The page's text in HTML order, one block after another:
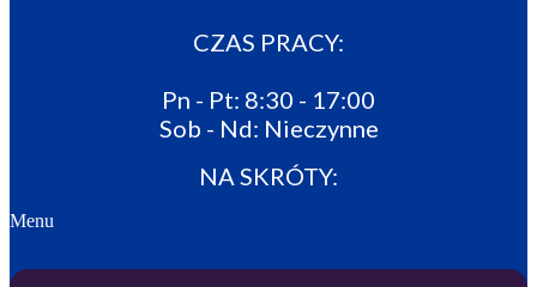
CZAS PRACY:
Pn - Pt: 8:30 - 17:00
Sob - Nd: Nieczynne
NA SKRÓTY:
Menu